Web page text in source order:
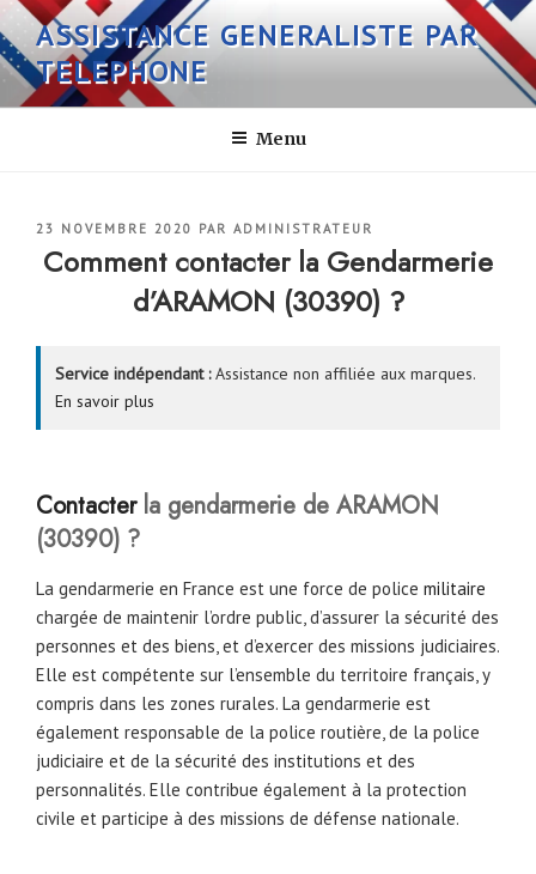
Aller
au
contenu
principal
ASSISTANCE GENERALISTE PAR
TELEPHONE
Menu
PUBLIÉ
LE
23 NOVEMBRE 2020 PAR ADMINISTRATEUR
Comment contacter la Gendarmerie
d’ARAMON (30390) ?
Service indépendant :Assistance non affiliée aux marques.
En savoir plus
Contacterla gendarmerie de ARAMON
(30390) ?
La gendarmerie en France est une force de police militaire
chargée de maintenir l’ordre public, d’assurer la sécurité des
personnes et des biens, et d’exercer des missions judiciaires.
Elle est compétente sur l’ensemble du territoire français, y
compris dans les zones rurales. La gendarmerie est
également responsable de la police routière, de la police
judiciaire et de la sécurité des institutions et des
personnalités. Elle contribue également à la protection
civile et participe à des missions de défense nationale.